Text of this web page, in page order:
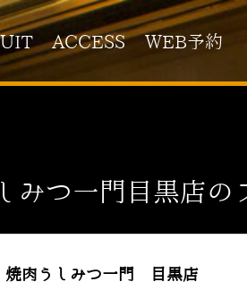
ACCESS WEB予約
みつ一門目黒店の
焼肉うしみつ一門 目黒店